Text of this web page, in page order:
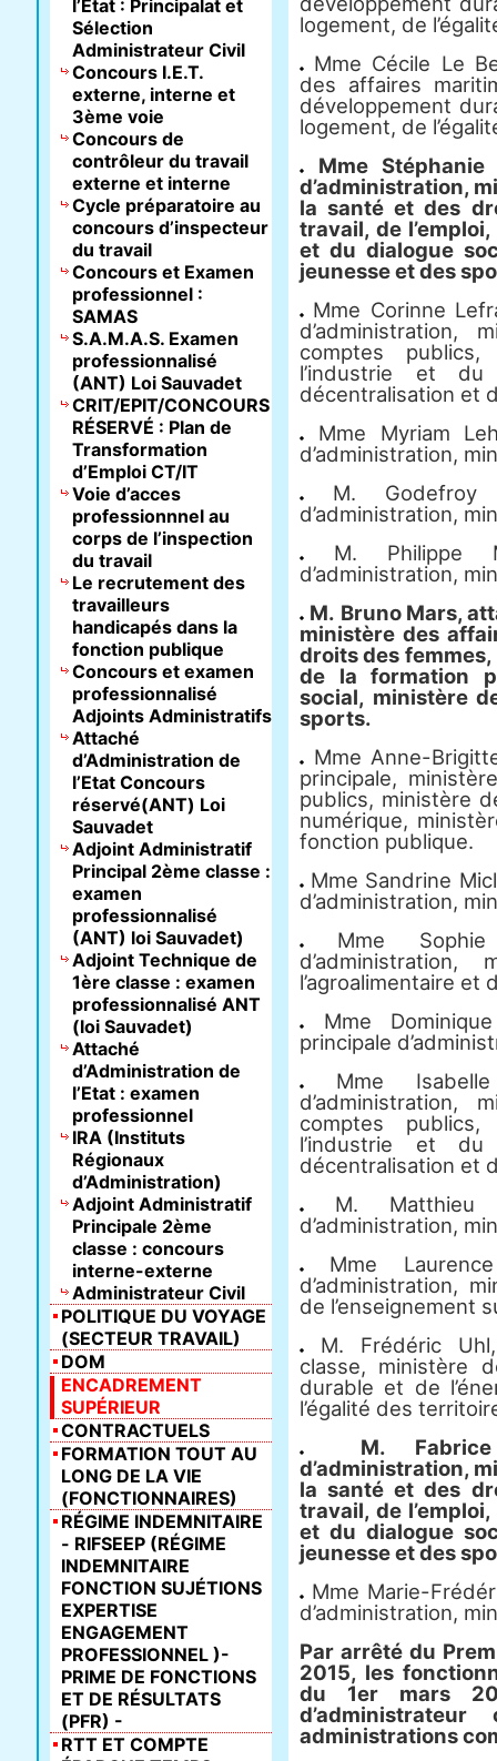
logement, de
Mme Cécile Le
des affaires
développement
logement, de
Mme
d’administration,
la santé et des
travail, de
et du dialogue
jeunesse et des
Mme Corinne
comptes
l’industrie et
décentralisation et
Mme Myriam
d’administration,
M. Godefroy
d’administration,
M. Philippe
d’administration,
M. Bruno Mars,
ministère des
droits des femmes,
de la formation
social, ministère
sports.
Mme Anne-
principale,
publics, ministère
numérique,
fonction publique.
Mme Sandrine
d’administration,
Mme Sophie
l’agroalimentaire et
Mme
principale
Mme Isabelle
comptes
l’industrie et
décentralisation et
M. Matthieu
d’administration,
Mme
d’administration,
de l’enseignement
M. Frédéric
classe, ministère
durable et de
l’égalité des
M. Fabrice
d’administration,
la santé et des
travail, de
et du dialogue
jeunesse et des
Mme Marie-
d’administration,
Par arrêté du
2015, les
du 1er mars
administrations
l’Etat : Principalat et
Sélection
Administrateur Civil
Concours I.E.T.
externe, interne et
3ème voie
Concours de
contrôleur du travail
externe et interne
Cycle préparatoire au
concours d’inspecteur
du travail
Concours et Examen
professionnel :
SAMAS
S.A.M.A.S. Examen
professionnalisé
(ANT) Loi Sauvadet
CRIT/EPIT/CONCOURS
RÉSERVÉ : Plan de
Transformation
d’Emploi CT/IT
Voie d’acces
professionnnel au
corps de l’inspection
du travail
Le recrutement des
travailleurs
handicapés dans la
fonction publique
Concours et examen
professionnalisé
Adjoints Administratifs
Attaché
d’Administration de
l’Etat Concours
réservé(ANT) Loi
Sauvadet
Adjoint Administratif
Principal 2ème classe :
examen
professionnalisé
(ANT) loi Sauvadet)
Adjoint Technique de
1ère classe : examen
professionnalisé ANT
(loi Sauvadet)
Attaché
d’Administration de
l’Etat : examen
professionnel
IRA (Instituts
Régionaux
d’Administration)
Adjoint Administratif
Principale 2ème
classe : concours
interne-externe
Administrateur Civil
POLITIQUE DU VOYAGE
(SECTEUR TRAVAIL)
DOM
ENCADREMENT
SUPÉRIEUR
CONTRACTUELS
FORMATION TOUT AU
LONG DE LA VIE
(FONCTIONNAIRES)
RÉGIME INDEMNITAIRE
- RIFSEEP (RÉGIME
INDEMNITAIRE
FONCTION SUJÉTIONS
EXPERTISE
ENGAGEMENT
PROFESSIONNEL )-
PRIME DE FONCTIONS
ET DE RÉSULTATS
(PFR) -
RTT ET COMPTE